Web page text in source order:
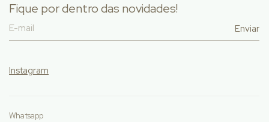
Fique por dentro das novidades!
Instagram
Whatsapp